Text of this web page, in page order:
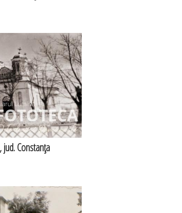
jud. Constanţa